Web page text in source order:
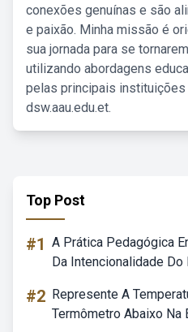
conexões genuínas e são
e paixão. Minha missão é
sua jornada para se
utilizando abordagens
pelas principais instituições
dsw.aau.edu.et.
Top Post
#1 A Prática Pedagógica
Da Intencionalidade Do
#2 Represente A
Termômetro Abaixo Na